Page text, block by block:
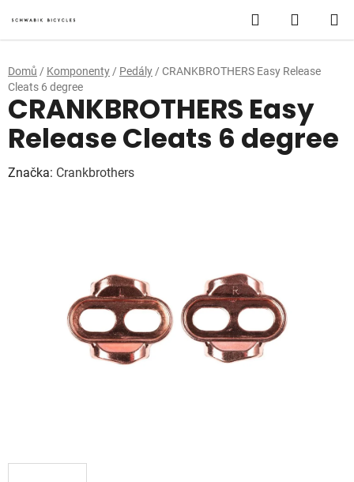
na
obsah
Hledat
KOŠÍK
Domů / Komponenty / Pedály / CRANKBROTHERS Easy Release
Cleats 6 degree
CRANKBROTHERS Easy
Release Cleats 6 degree
Značka: Crankbrothers